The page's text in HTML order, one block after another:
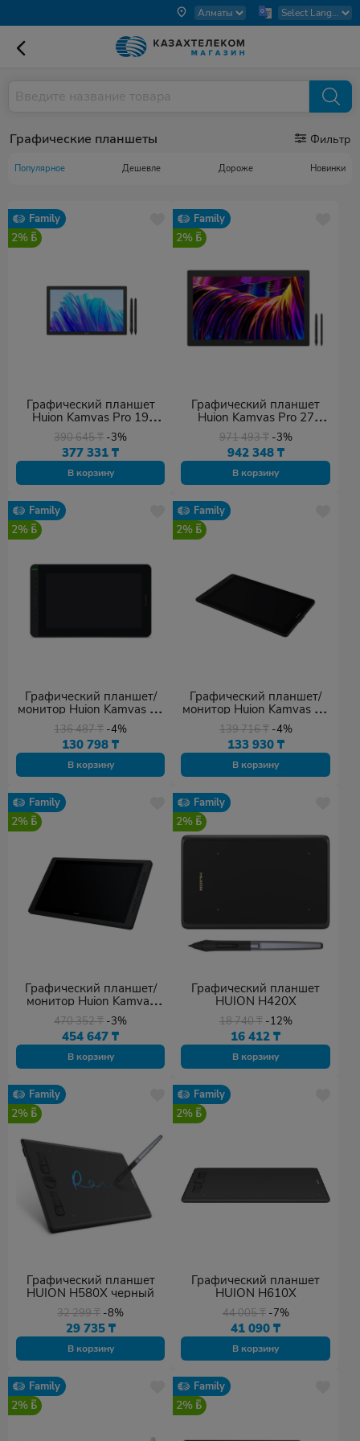
Графические планшеты Фильтр
Популярное Дешевле Дороже Новинки
Family
2%
Графический планшет
Huion Kamvas Pro 19
(GT1902)
390 645₸ -3%
377 331₸
В корзину
Family
2%
Графический планшет
Huion Kamvas Pro 27
(GT2701)
971 493₸ -3%
942 348 ₸
В корзину
Family
2%
Графический планшет/
монитор Huion Kamvas 12
GS116
136 487₸ -4%
130 798₸
В корзину
Family
2%
Графический планшет/
монитор Huion Kamvas 13
GS1331
139 716₸ -4%
133 930 ₸
В корзину
Family
2%
Графический планшет/
монитор Huion Kamvas
Pro 24 GT-240
470 352₸ -3%
454 647₸
В корзину
Family
2%
Графический планшет
HUION H420X
18 740₸ -12%
16 412₸
В корзину
Family
2%
Графический планшет
HUION H580X черный
32 299₸ -8%
29 735 ₸
В корзину
Family
2%
Графический планшет
HUION H610X
44 005₸ -7%
41 090₸
В корзину
Family
2%
Family
2%